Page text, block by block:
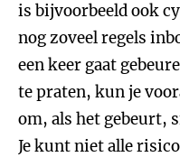
is bijvoorbeeld ook
nog zoveel regels
een keer gaat
te praten, kun je
om, als het gebeurt,
Je kunt niet alle